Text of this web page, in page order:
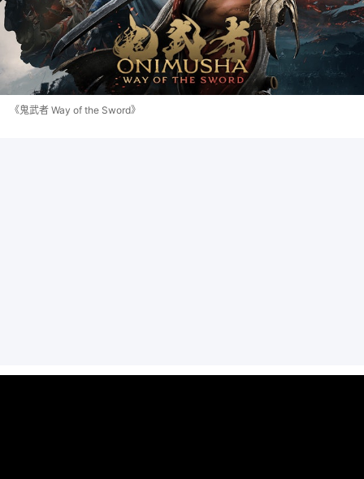
《鬼武者 Way of the Sword》